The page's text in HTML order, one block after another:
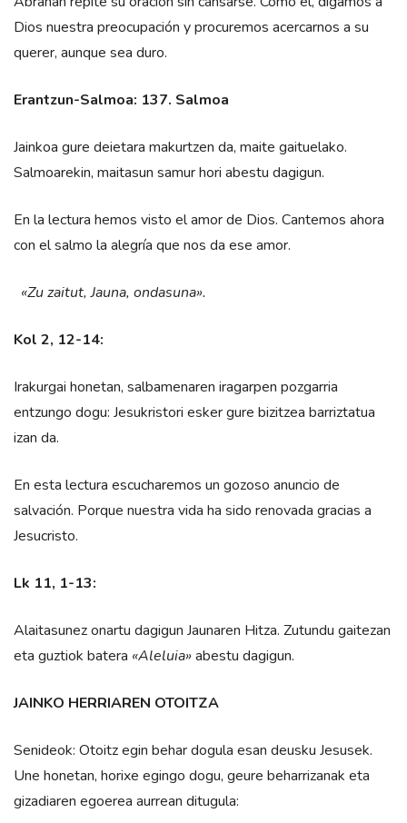
Dios nuestra preocupación y procuremos acercarnos a su
querer, aunque sea duro.
Erantzun-Salmoa: 137. Salmoa
Jainkoa gure deietara makurtzen da, maite gaituelako.
Salmoarekin, maitasun samur hori abestu dagigun.
En la lectura hemos visto el amor de Dios. Cantemos ahora
con el salmo la alegría que nos da ese amor.
«Zu zaitut, Jauna, ondasuna».
Kol 2, 12-14:
Irakurgai honetan, salbamenaren iragarpen pozgarria
entzungo dogu: Jesukristori esker gure bizitzea barriztatua
izan da.
En esta lectura escucharemos un gozoso anuncio de
salvación. Porque nuestra vida ha sido renovada gracias a
Jesucristo.
Lk 11, 1-13:
Alaitasunez onartu dagigun Jaunaren Hitza. Zutundu gaitezan
eta guztiok batera «Aleluia»abestu dagigun.
JAINKO HERRIAREN OTOITZA
Senideok: Otoitz egin behar dogula esan deusku Jesusek.
Une honetan, horixe egingo dogu, geure beharrizanak eta
gizadiaren egoerea aurrean ditugula: